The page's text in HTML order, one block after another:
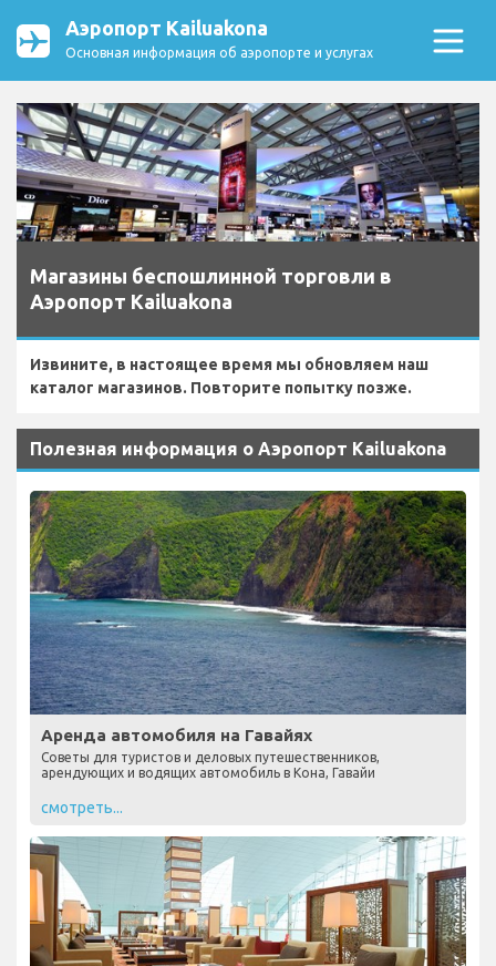
Аэропорт Kailuakona
Основная информация об аэропорте и услугах
Магазины беспошлинной торговли в
Аэропорт Kailuakona
Извините, в настоящее время мы обновляем наш
каталог магазинов. Повторите попытку позже.
Полезная информация о Аэропорт Kailuakona
Аренда автомобиля на Гавайях
Советы для туристов и деловых путешественников,
арендующих и водящих автомобиль в Кона, Гавайи
смотреть...